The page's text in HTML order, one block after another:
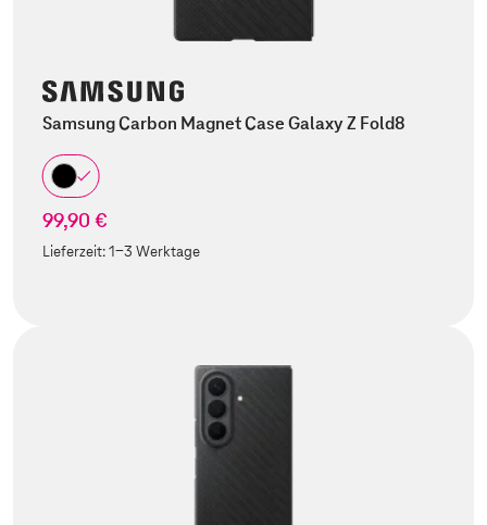
Samsung Carbon Magnet Case Galaxy Z Fold8
99,90 €
Lieferzeit:1-3 Werktage